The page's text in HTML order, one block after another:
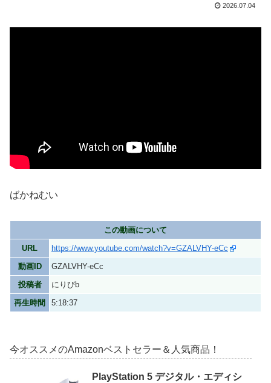
2026.07.04
ばかねむい
この動画について
URL
https://www.youtube.com/watch?v=GZALVHY-eCc
動画ID
GZALVHY-eCc
投稿者
にりびb
再生時間
5:18:37
今オススメのAmazonベストセラー＆人気商品！
PlayStation 5 デジタル・エディシ